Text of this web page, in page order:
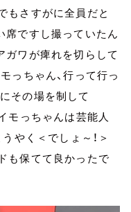
もさすがに全員だと
席ですし撮っていたん
ワが痺れを切らして
っちゃん、行って行っ
その場を制して
モっちゃんは芸能人
うやく＜でしょ～！＞
も保てて良かったで